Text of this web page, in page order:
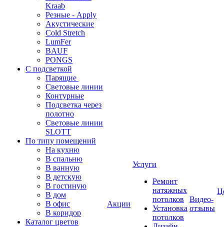
Kraab
Резные - Apply
Акустические
Cold Stretch
LumFer
BAUF
PONGS
С подсветкой
Парящие
Световые линии
Контурные
Подсветка через
полотно
Световые линии
SLOTT
По типу помещений
На кухню
В спальню
В ванную
В детскую
В гостиную
В дом
В офис
В коридор
Каталог цветов
Акции
Услуги
Ремонт
натяжных
потолков
Установка
потолков
Видео-
отзывы